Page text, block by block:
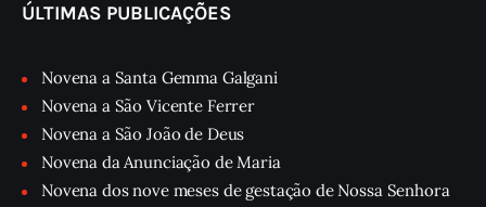
ÚLTIMAS PUBLICAÇÕES
Novena a Santa Gemma Galgani
Novena a São Vicente Ferrer
Novena a São João de Deus
Novena da Anunciação de Maria
Novena dos nove meses de gestação de Nossa Senhora